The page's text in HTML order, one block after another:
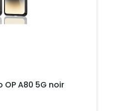
A80 5G noir